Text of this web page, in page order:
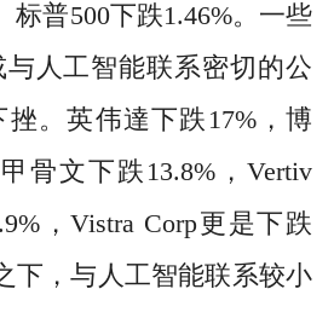
标普500下跌1.46%。一些
人工智能联系密切的公
。英伟達下跌17%，博
骨文下跌13.8%，Vertiv
，Vistra Corp更是下跌
下，与人工智能联系较小